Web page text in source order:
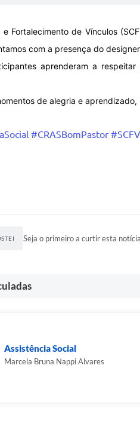
Fortalecimento de Vínculos
com a presença do
aprenderam a
de alegria e
#CRASBomPastor #SCFV
Seja o primeiro a curtir esta
Assistência Social
Marcela Bruna Nappi Alvares